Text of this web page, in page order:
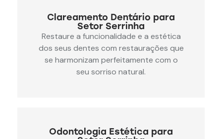
Clareamento Dentário para
Setor Serrinha
Restaure a funcionalidade e a estética
dos seus dentes com restaurações que
se harmonizam perfeitamente com o
seu sorriso natural.
Odontologia Estética para